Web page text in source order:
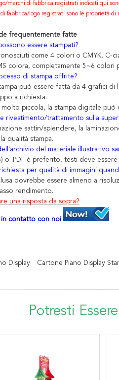
marchi di fabbrica registrati indicati qui
di fabbrica/logo registrati sono le proprietà
frequentemente fatte
essere stampati?
come 4 colori o CMYK, C-
colora, completamente 5~6 colori
di stampa offrite?
può essere fatta da 4 grafici
a richiesta.
molto piccola, la stampa digitale può
rivestimento/trattamento sulla
sattin/splendere, la
qualità stampa.
del materiale illustrativo
o .PDF è preferito, testi deve
per qualità di immagini
dovrebbe essere almeno a
rendimento.
una risposta da sopra?
contatto con noi
Display Cartone Piano Display
Potresti